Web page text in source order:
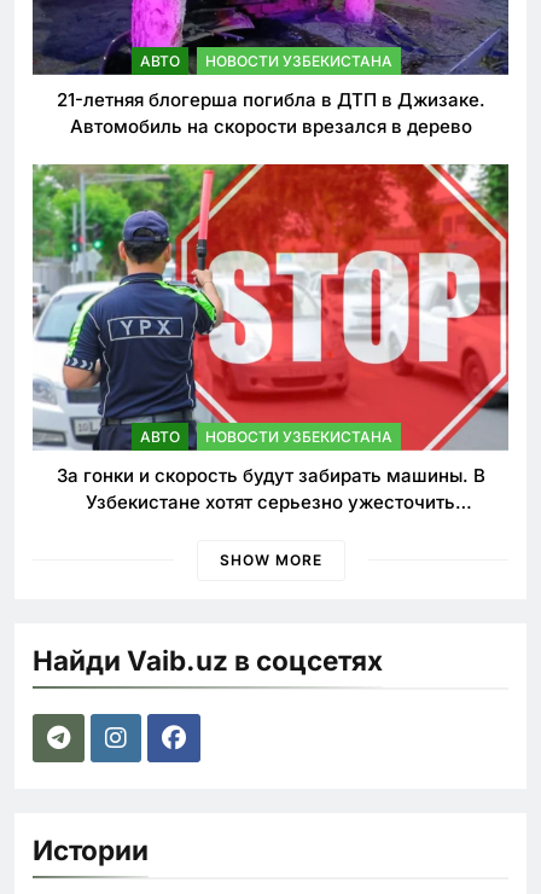
АВТО НОВОСТИ УЗБЕКИСТАНА
21-летняя блогерша погибла в ДТП в Джизаке.
Автомобиль на скорости врезался в дерево
АВТО НОВОСТИ УЗБЕКИСТАНА
За гонки и скорость будут забирать машины. В
Узбекистане хотят серьезно ужесточить
SHOW MORE
Найди Vaib.uz в соцсетях
Истории